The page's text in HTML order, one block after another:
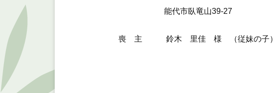
能代市臥竜山39-27
喪 主 鈴木 里佳 様 （従妹の子）